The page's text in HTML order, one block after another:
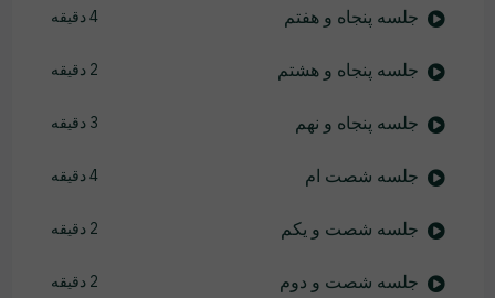
جلسه پنجاه و هفتم 4 دقیقه
جلسه پنجاه و هشتم 2 دقیقه
جلسه پنجاه و نهم 3 دقیقه
جلسه شصت ام 4 دقیقه
جلسه شصت و یکم 2 دقیقه
جلسه شصت و دوم 2 دقیقه